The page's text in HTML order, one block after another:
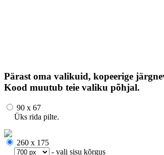
Pärast oma valikuid, kopeerige
Kood muutub teie valiku põhjal.
90 x 67
Üks rida pilte.
260 x 175
- vali sisu kõrgus